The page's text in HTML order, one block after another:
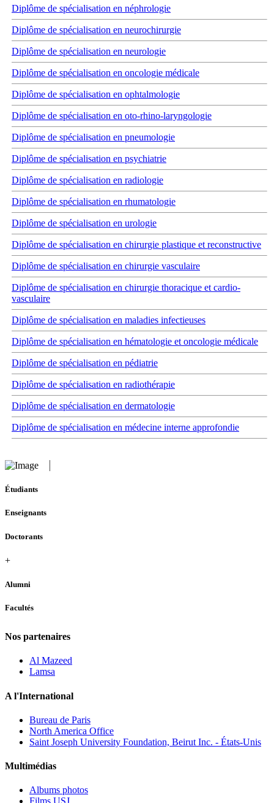
Diplôme de spécialisation en néphrologie
Diplôme de spécialisation en neurochirurgie
Diplôme de spécialisation en neurologie
Diplôme de spécialisation en oncologie médicale
Diplôme de spécialisation en ophtalmologie
Diplôme de spécialisation en oto-rhino-laryngologie
Diplôme de spécialisation en pneumologie
Diplôme de spécialisation en psychiatrie
Diplôme de spécialisation en radiologie
Diplôme de spécialisation en rhumatologie
Diplôme de spécialisation en urologie
Diplôme de spécialisation en chirurgie plastique et reconstructive
Diplôme de spécialisation en chirurgie vasculaire
Diplôme de spécialisation en chirurgie thoracique et cardio-
vasculaire
Diplôme de spécialisation en maladies infectieuses
Diplôme de spécialisation en hématologie et oncologie médicale
Diplôme de spécialisation en pédiatrie
Diplôme de spécialisation en radiothérapie
Diplôme de spécialisation en dermatologie
Diplôme de spécialisation en médecine interne approfondie
Étudiants
Enseignants
Doctorants
+
Alumni
Facultés
Nos partenaires
Al Mazeed
Lamsa
A l'International
Bureau de Paris
North America Office
Saint Joseph University Foundation, Beirut Inc. - États-Unis
Multimédias
Albums photos